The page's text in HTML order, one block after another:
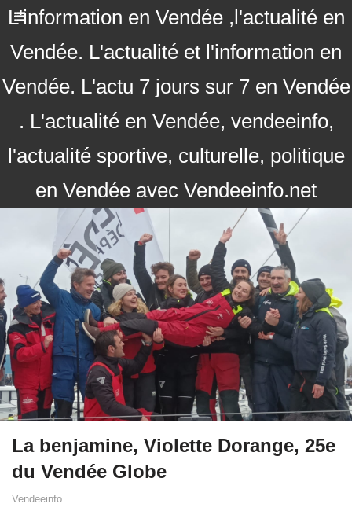
L'information en Vendée ,l'actualité en
Vendée. L'actualité et l'information en
Vendée. L'actu 7 jours sur 7 en Vendée
. L'actualité en Vendée, vendeeinfo,
l'actualité sportive, culturelle, politique
en Vendée avec Vendeeinfo.net
La benjamine, Violette Dorange, 25e
du Vendée Globe
Vendeeinfo